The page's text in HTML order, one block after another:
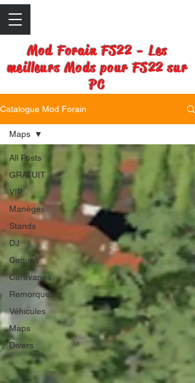
Mod Forain FS22 - Les
meilleurs Mods pour FS22 sur
PC
Catalogue Mod Forain
All Posts
GRATUIT
VIP
Manèges
Stands
DJ
Cirques
Caravanes
Remorques
Véhicules
Maps
Divers
Maps